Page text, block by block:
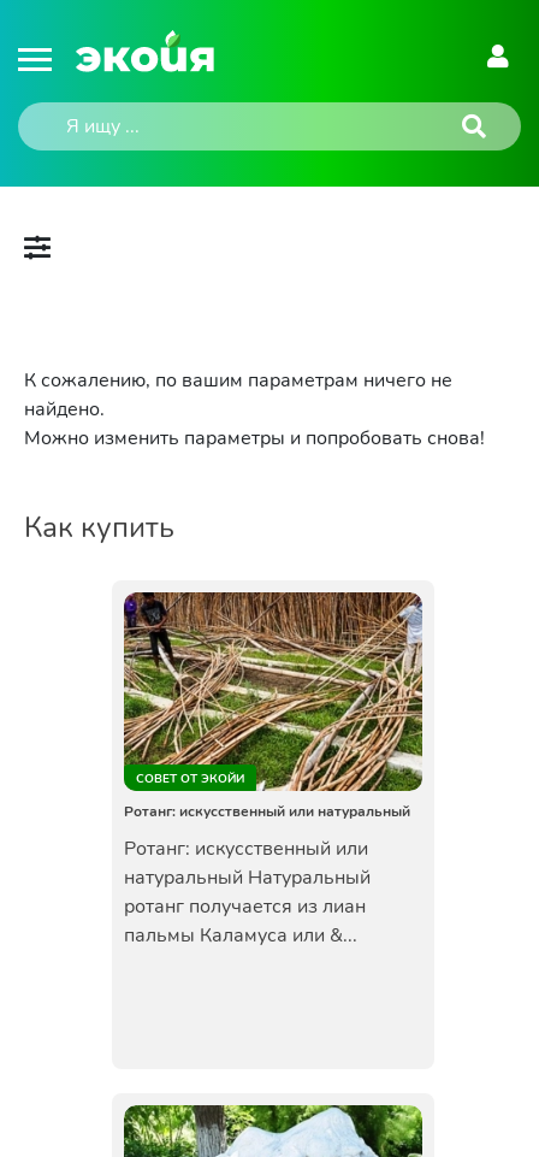
К сожалению, по вашим параметрам ничего не
найдено.
Можно изменить параметры и попробовать снова!
Как купить
СОВЕТ ОТ ЭКОЙИ
Ротанг: искусственный или натуральный
Ротанг: искусственный или
натуральный Натуральный
ротанг получается из лиан
пальмы Каламуса или &...